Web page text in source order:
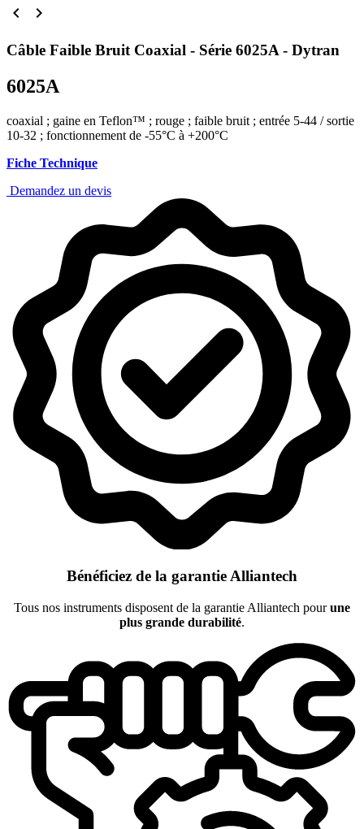
 
Câble Faible Bruit Coaxial - Série 6025A - Dytran
6025A
coaxial ; gaine en Teflon™ ; rouge ; faible bruit ; entrée 5-44 / sortie
10-32 ; fonctionnement de -55°C à +200°C
Fiche Technique
Demandez un devis
Bénéficiez de la garantie Alliantech
Tous nos instruments disposent de la garantie Alliantech pourune
plus grande durabilité.